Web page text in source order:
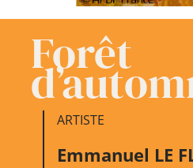
Forêt
ARTISTE
Emmanuel LE